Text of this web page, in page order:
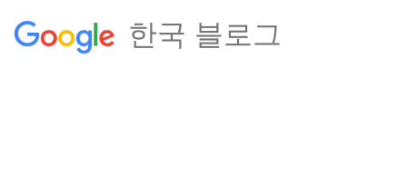
한국 블로그